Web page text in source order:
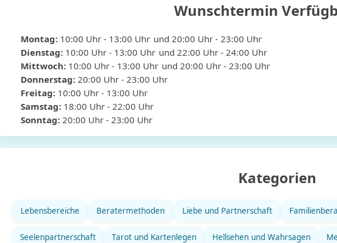
Wunschtermin
Montag: 10:00 Uhr - 13:00 Uhr und 20:00 Uhr - 23:00 Uhr
Dienstag: 10:00 Uhr - 13:00 Uhr und 22:00 Uhr - 24:00 Uhr
Mittwoch: 10:00 Uhr - 13:00 Uhr und 20:00 Uhr - 23:00 Uhr
Donnerstag: 20:00 Uhr - 23:00 Uhr
Freitag: 10:00 Uhr - 13:00 Uhr
Samstag: 18:00 Uhr - 22:00 Uhr
Sonntag: 20:00 Uhr - 23:00 Uhr
Kategorien
Lebensbereiche Beratermethoden Liebe und Partnerschaft
Seelenpartnerschaft Tarot und Kartenlegen Hellsehen und Wahrsagen